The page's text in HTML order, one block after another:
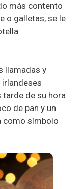
más contento
o galletas, se le
llamadas y
tarde de su hora
de pan y un
como símbolo